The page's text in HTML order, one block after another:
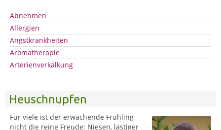
Abnehmen
Allergien
Angstkrankheiten
Aromatherapie
Arterienverkalkung
Heuschnupfen
Für viele ist der erwachende Frühling
nicht die reine Freude: Niesen, lästiger